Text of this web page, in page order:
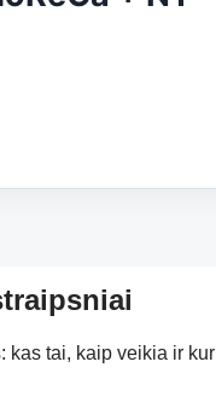
kas tai, kaip veikia ir kur